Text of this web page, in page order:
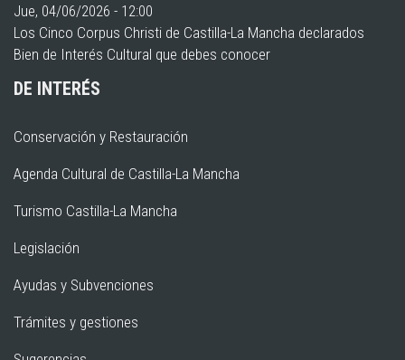
Jue, 04/06/2026 - 12:00
Los Cinco Corpus Christi de Castilla-La Mancha declarados
Bien de Interés Cultural que debes conocer
DE INTERÉS
Conservación y Restauración
Agenda Cultural de Castilla-La Mancha
Turismo Castilla-La Mancha
Legislación
Ayudas y Subvenciones
Trámites y gestiones